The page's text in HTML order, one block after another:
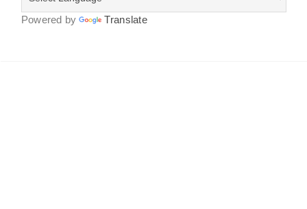
Powered by Translate